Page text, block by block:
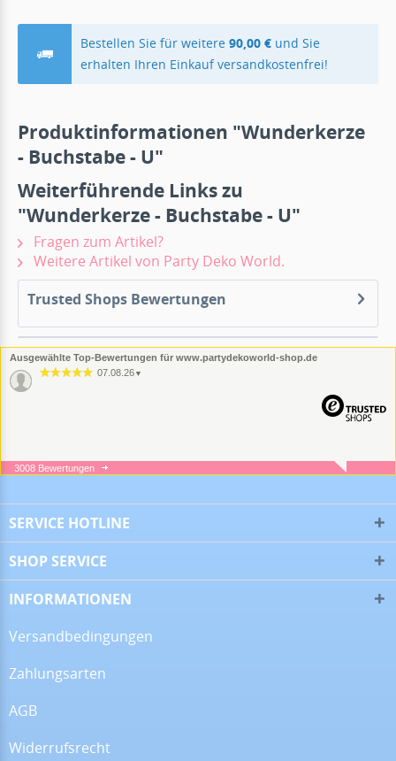
Bestellen Sie für weitere90,00 € und Sie
erhalten Ihren Einkauf versandkostenfrei!
Produktinformationen "Wunderkerze
- Buchstabe - U"
Weiterführende Links zu
"Wunderkerze - Buchstabe - U"
Fragen zum Artikel?
Weitere Artikel von Party Deko World.
Trusted Shops Bewertungen
Ausgewählte Top-Bewertungen für www.partydekoworld-shop.de
07.08.26 ▼
05.08.26▼
16.07.26
3008 Bewertungen
SERVICE HOTLINE
SHOP SERVICE
INFORMATIONEN
Versandbedingungen
Zahlungsarten
AGB
Widerrufsrecht